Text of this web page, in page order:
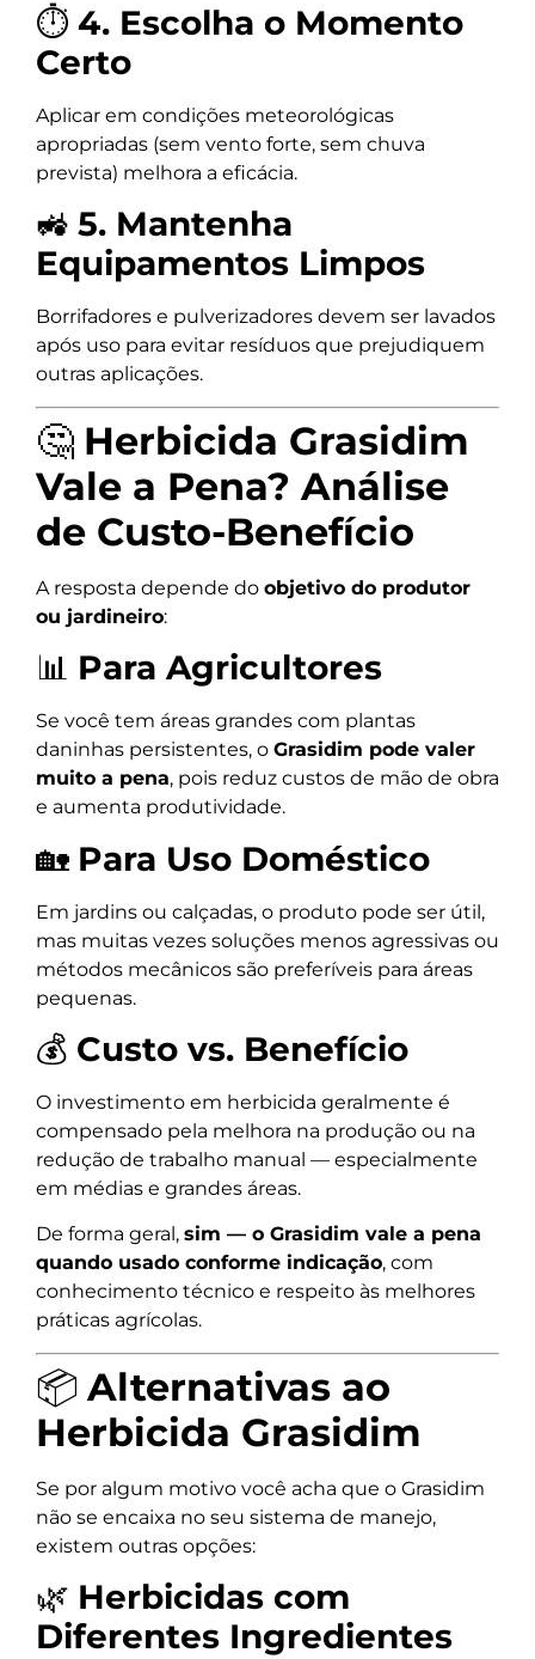
⏱️ 4. Escolha o Momento
Certo
Aplicar em condições meteorológicas
apropriadas (sem vento forte, sem chuva
prevista) melhora a eficácia.
🚜 5. Mantenha
Equipamentos Limpos
Borrifadores e pulverizadores devem ser lavados
após uso para evitar resíduos que prejudiquem
outras aplicações.
🤔 Herbicida Grasidim
Vale a Pena? Análise
de Custo-Benefício
A resposta depende do objetivo do produtor
ou jardineiro:
📊 Para Agricultores
Se você tem áreas grandes com plantas
daninhas persistentes, o Grasidim pode valer
muito a pena, pois reduz custos de mão de obra
e aumenta produtividade.
🏡 Para Uso Doméstico
Em jardins ou calçadas, o produto pode ser útil,
mas muitas vezes soluções menos agressivas ou
métodos mecânicos são preferíveis para áreas
pequenas.
💰 Custo vs. Benefício
O investimento em herbicida geralmente é
compensado pela melhora na produção ou na
redução de trabalho manual — especialmente
em médias e grandes áreas.
De forma geral, sim — o Grasidim vale a pena
quando usado conforme indicação, com
conhecimento técnico e respeito às melhores
práticas agrícolas.
📦 Alternativas ao
Herbicida Grasidim
Se por algum motivo você acha que o Grasidim
não se encaixa no seu sistema de manejo,
existem outras opções:
🌿 Herbicidas com
Diferentes Ingredientes